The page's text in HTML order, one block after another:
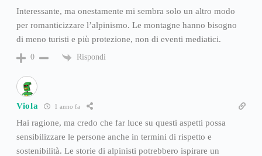
Interessante, ma onestamente mi sembra solo un altro modo
per romanticizzare l’alpinismo. Le montagne hanno bisogno
di meno turisti e più protezione, non di eventi mediatici.
0 Rispondi
Viola 1 anno fa
Hai ragione, ma credo che far luce su questi aspetti possa
sensibilizzare le persone anche in termini di rispetto e
sostenibilità. Le storie di alpinisti potrebbero ispirare un